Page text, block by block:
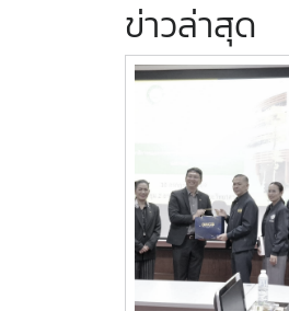
ข่าวล่าสุด